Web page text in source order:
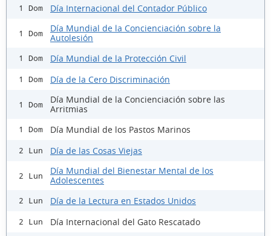
1 Dom Día Internacional del Contador Público
1 Dom
Día Mundial de la Concienciación sobre la
Autolesión
1 Dom Día Mundial de la Protección Civil
1 Dom Día de la Cero Discriminación
1 Dom
Día Mundial de la Concienciación sobre las
Arritmias
1 Dom Día Mundial de los Pastos Marinos
2 Lun Día de las Cosas Viejas
2 Lun
Día Mundial del Bienestar Mental de los
Adolescentes
2 Lun Día de la Lectura en Estados Unidos
2 Lun Día Internacional del Gato Rescatado